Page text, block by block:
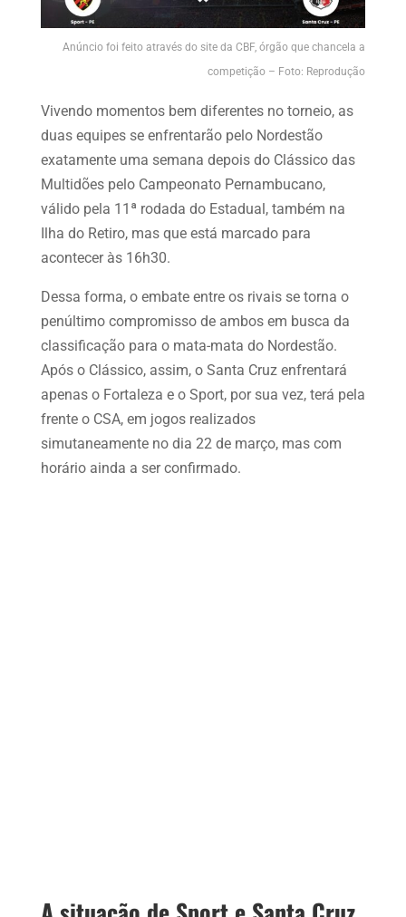
Anúncio foi feito através do site da CBF, órgão que chancela a
competição – Foto: Reprodução
Vivendo momentos bem diferentes no torneio, as
duas equipes se enfrentarão pelo Nordestão
exatamente uma semana depois do Clássico das
Multidões pelo Campeonato Pernambucano,
válido pela 11ª rodada do Estadual, também na
Ilha do Retiro, mas que está marcado para
acontecer às 16h30.
Dessa forma, o embate entre os rivais se torna o
penúltimo compromisso de ambos em busca da
classificação para o mata-mata do Nordestão.
Após o Clássico, assim, o Santa Cruz enfrentará
apenas o Fortaleza e o Sport, por sua vez, terá pela
frente o CSA, em jogos realizados
simutaneamente no dia 22 de março, mas com
horário ainda a ser confirmado.